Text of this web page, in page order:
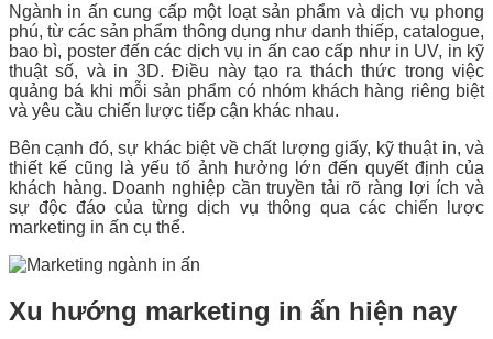
Ngành in ấn cung cấp một loạt sản phẩm và dịch vụ phong
phú, từ các sản phẩm thông dụng như danh thiếp, catalogue,
bao bì, poster đến các dịch vụ in ấn cao cấp như in UV, in kỹ
thuật số, và in 3D. Điều này tạo ra thách thức trong việc
quảng bá khi mỗi sản phẩm có nhóm khách hàng riêng biệt
và yêu cầu chiến lược tiếp cận khác nhau.
Bên cạnh đó, sự khác biệt về chất lượng giấy, kỹ thuật in, và
thiết kế cũng là yếu tố ảnh hưởng lớn đến quyết định của
khách hàng. Doanh nghiệp cần truyền tải rõ ràng lợi ích và
sự độc đáo của từng dịch vụ thông qua các chiến lược
marketing in ấn cụ thể.
Xu hướng marketing in ấn hiện nay